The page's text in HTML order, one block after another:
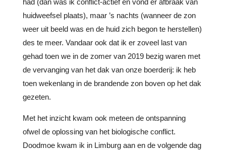
had (dan was ik conflict-actief en vond er afbraak van
huidweefsel plaats), maar ’s nachts (wanneer de zon
weer uit beeld was en de huid zich begon te herstellen)
des te meer. Vandaar ook dat ik er zoveel last van
gehad toen we in de zomer van 2019 bezig waren met
de vervanging van het dak van onze boerderij: ik heb
toen wekenlang in de brandende zon boven op het dak
gezeten.
Met het inzicht kwam ook meteen de ontspanning
ofwel de oplossing van het biologische conflict.
Doodmoe kwam ik in Limburg aan en de volgende dag